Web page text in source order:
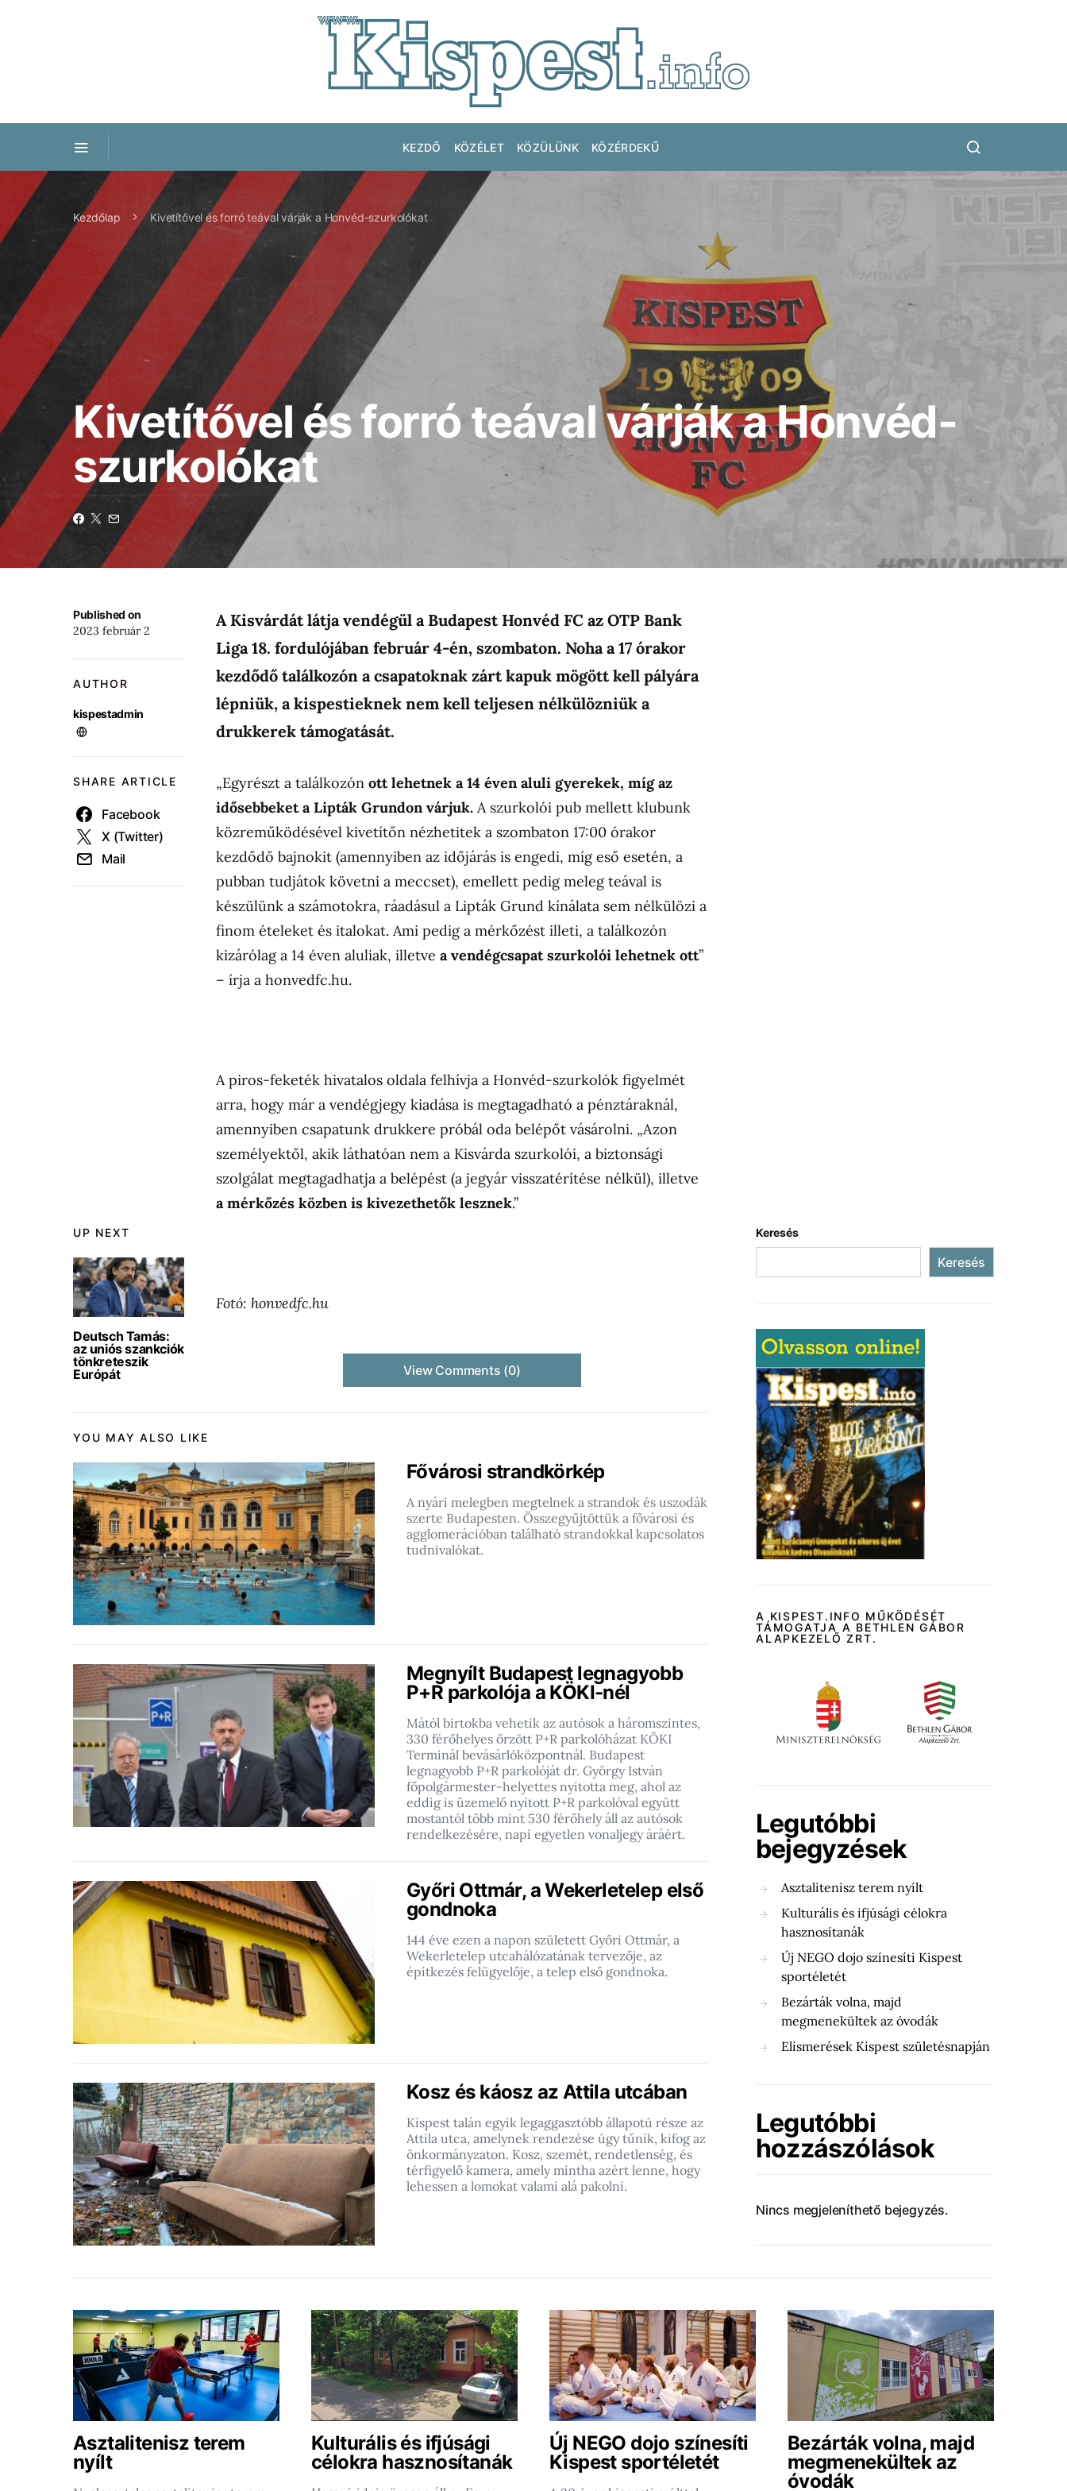
KEZDŐ KÖZÉLET KÖZÜLÜNK KÖZÉRDEKŰ
Kezdőlap Kivetítővel és forró teával várják a Honvéd-szurkolókat
Kivetítővel és forró teával várják a Honvéd-
szurkolókat
UP NEXT
Deutsch Tamás:
az uniós szankciók
tönkreteszik
Európát
Published on
2023 február 2
AUTHOR
kispestadmin
SHARE ARTICLE
Facebook
X (Twitter)
Mail
A Kisvárdát látja vendégül a Budapest Honvéd FC az OTP Bank
Liga 18. fordulójában február 4-én, szombaton. Noha a 17 órakor
kezdődő találkozón a csapatoknak zárt kapuk mögött kell pályára
lépniük, a kispestieknek nem kell teljesen nélkülözniük a
drukkerek támogatását.
„Egyrészt a találkozón ott lehetnek a 14 éven aluli gyerekek, míg az
idősebbeket a Lipták Grundon várjuk. A szurkolói pub mellett klubunk
közreműködésével kivetítőn nézhetitek a szombaton 17:00 órakor
kezdődő bajnokit (amennyiben az időjárás is engedi, míg eső esetén, a
pubban tudjátok követni a meccset), emellett pedig meleg teával is
készülünk a számotokra, ráadásul a Lipták Grund kínálata sem nélkülözi a
finom ételeket és italokat. Ami pedig a mérkőzést illeti, a találkozón
kizárólag a 14 éven aluliak, illetve a vendégcsapat szurkolói lehetnek ott”
– írja a honvedfc.hu.
A piros-feketék hivatalos oldala felhívja a Honvéd-szurkolók figyelmét
arra, hogy már a vendégjegy kiadása is megtagadható a pénztáraknál,
amennyiben csapatunk drukkere próbál oda belépőt vásárolni. „Azon
személyektől, akik láthatóan nem a Kisvárda szurkolói, a biztonsági
szolgálat megtagadhatja a belépést (a jegyár visszatérítése nélkül), illetve
a mérkőzés közben is kivezethetők lesznek.”
Fotó: honvedfc.hu
View Comments (0)
YOU MAY ALSO LIKE
Fővárosi strandkörkép
A nyári melegben megtelnek a strandok és uszodák
szerte Budapesten. Összegyűjtöttük a fővárosi és
agglomerációban található strandokkal kapcsolatos
tudnivalókat.
Megnyílt Budapest legnagyobb
P+R parkolója a KÖKI-nél
Mától birtokba vehetik az autósok a háromszintes,
330 férőhelyes őrzött P+R parkolóházat KÖKI
Terminál bevásárlóközpontnál. Budapest
legnagyobb P+R parkolóját dr. György István
főpolgármester-helyettes nyitotta meg, ahol az
eddig is üzemelő nyitott P+R parkolóval együtt
mostantól több mint 530 férőhely áll az autósok
rendelkezésére, napi egyetlen vonaljegy áráért.
Győri Ottmár, a Wekerletelep első
gondnoka
144 éve ezen a napon született Győri Ottmár, a
Wekerletelep utcahálózatának tervezője, az
építkezés felügyelője, a telep első gondnoka.
Kosz és káosz az Attila utcában
Kispest talán egyik legaggasztóbb állapotú része az
Attila utca, amelynek rendezése úgy tűnik, kifog az
önkormányzaton. Kosz, szemét, rendetlenség, és
térfigyelő kamera, amely mintha azért lenne, hogy
lehessen a lomokat valami alá pakolni.
Keresés
Keresés
A KISPEST.INFO MŰKÖDÉSÉT
TÁMOGATJA A BETHLEN GÁBOR
ALAPKEZELŐ ZRT.
Legutóbbi
bejegyzések
Asztalitenisz terem nyílt
Kulturális és ifjúsági célokra
hasznosítanák
Új NEGO dojo színesíti Kispest
sportéletét
Bezárták volna, majd
megmenekültek az óvodák
Elismerések Kispest születésnapján
Legutóbbi
hozzászólások
Nincs megjeleníthető bejegyzés.
Asztalitenisz terem
nyílt
Kulturális és ifjúsági
célokra hasznosítanák
Új NEGO dojo színesíti
Kispest sportéletét
Bezárták volna, majd
megmenekültek az
óvodák